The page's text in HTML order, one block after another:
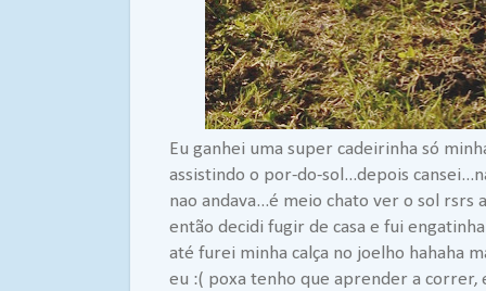
Eu ganhei uma super cadeirinha só
assistindo o por-do-sol...depois
nao andava...é meio chato ver o sol rsrs
então decidi fugir de casa e fui
até furei minha calça no joelho hahaha
eu :( poxa tenho que aprender a correr,